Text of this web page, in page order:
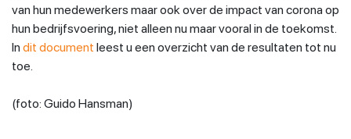
van hun medewerkers maar ook over de impact van corona op
hun bedrijfsvoering, niet alleen nu maar vooral in de toekomst.
In dit document leest u een overzicht van de resultaten tot nu
toe.
(foto: Guido Hansman)